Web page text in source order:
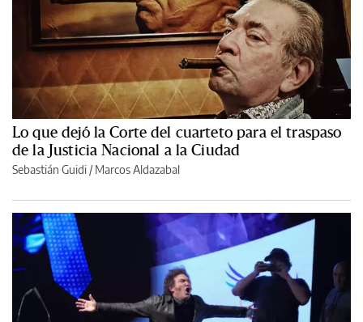
Lo que dejó la Corte del cuarteto para el traspaso
de la Justicia Nacional a la Ciudad
Sebastián Guidi /Marcos Aldazabal